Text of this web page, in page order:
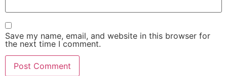
Save my name, email, and website in this browser for
the next time I comment.